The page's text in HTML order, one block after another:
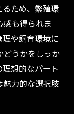
ため、繁殖環
も得られま
や飼育環境に
どうかをしっか
想的なパート
力的な選択肢